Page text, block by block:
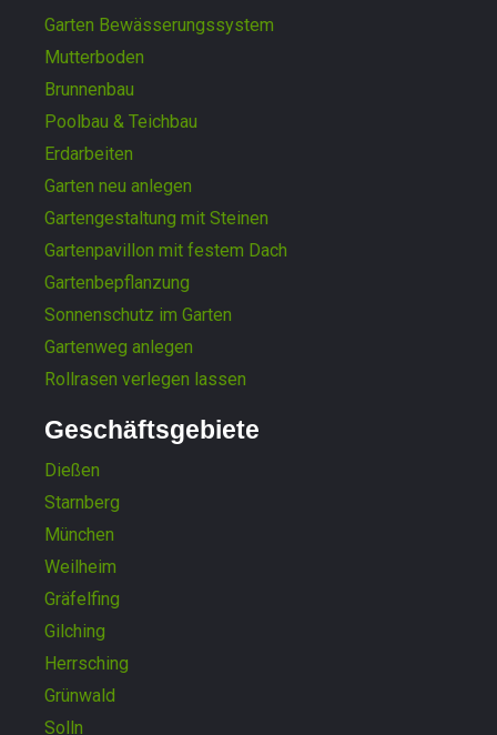
Garten Bewässerungssystem
Mutterboden
Brunnenbau
Poolbau & Teichbau
Erdarbeiten
Garten neu anlegen
Gartengestaltung mit Steinen
Gartenpavillon mit festem Dach
Gartenbepflanzung
Sonnenschutz im Garten
Gartenweg anlegen
Rollrasen verlegen lassen
Geschäftsgebiete
Dießen
Starnberg
München
Weilheim
Gräfelfing
Gilching
Herrsching
Grünwald
Solln